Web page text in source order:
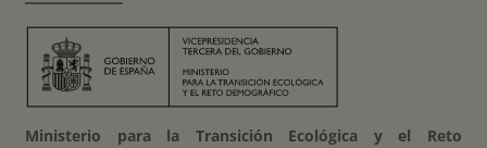
Ministerio para la Transición Ecológica y el Reto